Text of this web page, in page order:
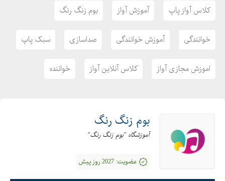
کلاس آواز پاپ آموزش آواز بوم زنگ رنگ
خوانندگی آموزش خوانندگی صداسازی سبک پاپ
اموزش مجازی آواز کلاس آنلاین آواز خواننده
بوم زنگ رنگ
آموزشگاه "بوم زنگ رنگ"
عضویت: 2027 روز پیش